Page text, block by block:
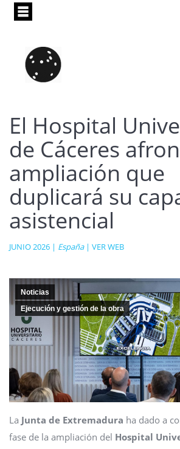
Pasar
principal
El Hospital
de Cáceres
ampliación que
duplicará su
asistencial
JUNIO 2026 | España| VER WEB
Noticias
Ejecución y gestión de la obra
La Junta de Extremadura ha dado a
fase de la ampliación del Hospital